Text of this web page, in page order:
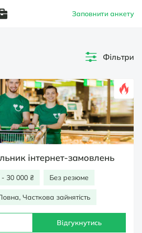
Заповнити анкету
Фільтри
інтернет-замовлень
30 000 ₴ Без резюме
Часткова зайнятість
Відгукнутись